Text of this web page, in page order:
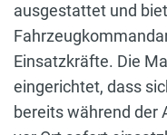
ausgestattet und
Einsatzkräfte. Die
eingerichtet, dass
bereits während der